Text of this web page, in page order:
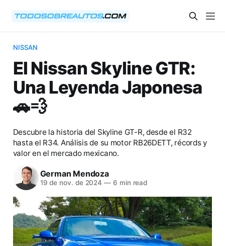
NISSAN
El Nissan Skyline GTR:
Una Leyenda Japonesa
🚗💨
Descubre la historia del Skyline GT-R, desde el R32
hasta el R34. Análisis de su motor RB26DETT, récords y
valor en el mercado mexicano.
German Mendoza
19 de nov. de 2024 — 6 min read